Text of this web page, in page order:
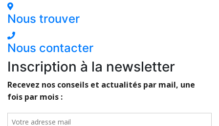
Nous trouver
Nous contacter
Inscription à la newsletter